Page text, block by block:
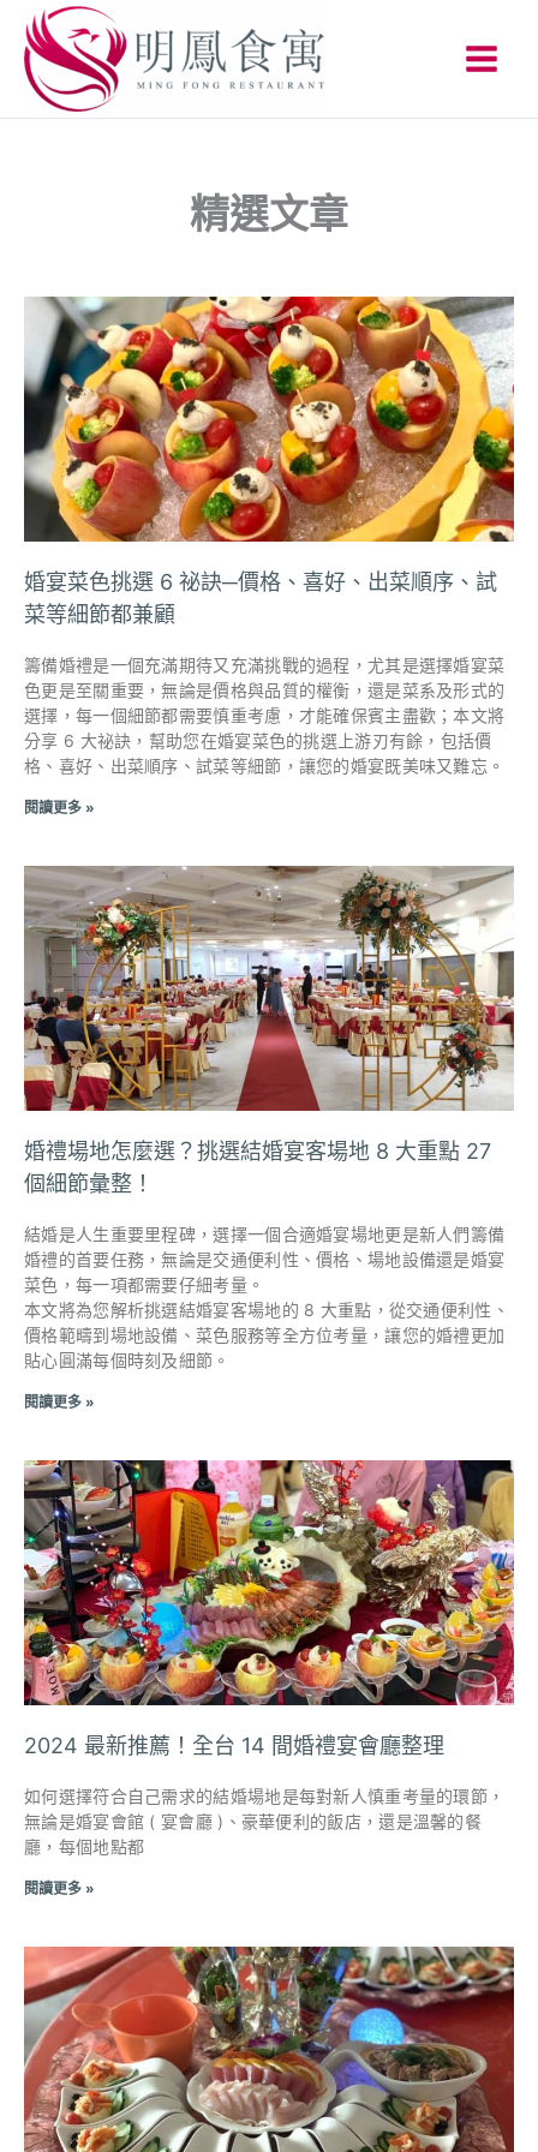
要
精選文章
婚宴菜色挑選 6 祕訣─價格、喜好、出菜順序、試
菜等細節都兼顧
籌備婚禮是一個充滿期待又充滿挑戰的過程，尤其是選擇婚宴菜
色更是至關重要，無論是價格與品質的權衡，還是菜系及形式的
選擇，每一個細節都需要慎重考慮，才能確保賓主盡歡；本文將
分享 6 大祕訣，幫助您在婚宴菜色的挑選上游刃有餘，包括價
格、喜好、出菜順序、試菜等細節，讓您的婚宴既美味又難忘。
閱讀更多 »
婚禮場地怎麼選？挑選結婚宴客場地 8 大重點 27
個細節彙整！
結婚是人生重要里程碑，選擇一個合適婚宴場地更是新人們籌備
婚禮的首要任務，無論是交通便利性、價格、場地設備還是婚宴
菜色，每一項都需要仔細考量。
本文將為您解析挑選結婚宴客場地的 8 大重點，從交通便利性、
價格範疇到場地設備、菜色服務等全方位考量，讓您的婚禮更加
貼心圓滿每個時刻及細節。
閱讀更多 »
2024 最新推薦！全台 14 間婚禮宴會廳整理
如何選擇符合自己需求的結婚場地是每對新人慎重考量的環節，
無論是婚宴會館 ( 宴會廳 )、豪華便利的飯店，還是溫馨的餐
廳，每個地點都
閱讀更多 »
頁
面
頁
面